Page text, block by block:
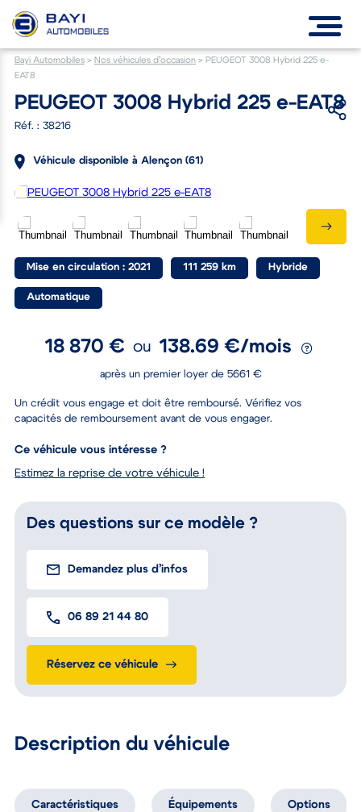
Bayi Automobiles> Nos véhicules d’occasion> PEUGEOT 3008 Hybrid 225 e-
EAT8
Description du véhicule
Caractéristiques Équipements Options
PEUGEOT 3008 Hybrid 225 e-EAT8
Réf. : 38216
Véhicule disponible à Alençon (61)
Mise en circulation : 2021 111 259 km Hybride
Automatique
18 870 € ou 138.69 €/mois
après un premier loyer de 5661 €
Un crédit vous engage et doit être remboursé. Vérifiez vos
capacités de remboursement avant de vous engager.
Ce véhicule vous intéresse ?
Estimez la reprise de votre véhicule !
Des questions sur ce modèle ?
Demandez plus d’infos
06 89 21 44 80
Réservez ce véhicule